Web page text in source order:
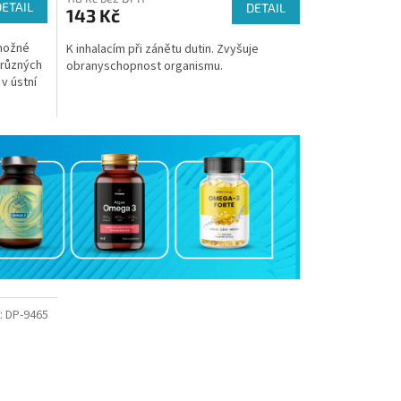
ústní
143 Kč DETAIL
K inhalacím při zánětu dutin. Zvyšuje
obranyschopnost organismu.
DP-9465